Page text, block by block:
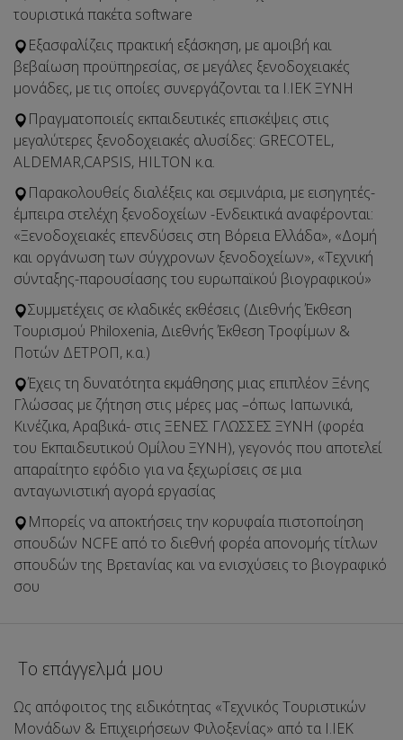
τουριστικά πακέτα software
Εξασφαλίζεις πρακτική εξάσκηση, με αμοιβή και
βεβαίωση προϋπηρεσίας, σε μεγάλες ξενοδοχειακές
μονάδες, με τις οποίες συνεργάζονται τα Ι.ΙΕΚ ΞΥΝΗ
Πραγματοποιείς εκπαιδευτικές επισκέψεις στις
μεγαλύτερες ξενοδοχειακές αλυσίδες: GRECOTEL,
ALDEMAR,CAPSIS, HILTON κ.α.
Παρακολουθείς διαλέξεις και σεμινάρια, με εισηγητές-
έμπειρα στελέχη ξενοδοχείων -Ενδεικτικά αναφέρονται:
«Ξενοδοχειακές επενδύσεις στη Βόρεια Ελλάδα», «Δομή
και οργάνωση των σύγχρονων ξενοδοχείων», «Τεχνική
σύνταξης-παρουσίασης του ευρωπαϊκού βιογραφικού»
Συμμετέχεις σε κλαδικές εκθέσεις (Διεθνής Έκθεση
Τουρισμού Philοxenia, Διεθνής Έκθεση Τροφίμων &
Ποτών ΔΕΤΡΟΠ, κ.α.)
Έχεις τη δυνατότητα εκμάθησης μιας επιπλέον Ξένης
Γλώσσας με ζήτηση στις μέρες μας –όπως Ιαπωνικά,
Κινέζικα, Αραβικά- στις ΞΕΝΕΣ ΓΛΩΣΣΕΣ ΞΥΝΗ (φορέα
του Εκπαιδευτικού Ομίλου ΞΥΝΗ), γεγονός που αποτελεί
απαραίτητο εφόδιο για να ξεχωρίσεις σε μια
ανταγωνιστική αγορά εργασίας
Μπορείς να αποκτήσεις την κορυφαία πιστοποίηση
σπουδών NCFE από το διεθνή φορέα απονομής τίτλων
σπουδών της Βρετανίας και να ενισχύσεις το βιογραφικό
σου
Το επάγγελμά μου
Ως απόφοιτος της ειδικότητας «Τεχνικός Τουριστικών
Μονάδων & Επιχειρήσεων Φιλοξενίας» από τα Ι.ΙΕΚ